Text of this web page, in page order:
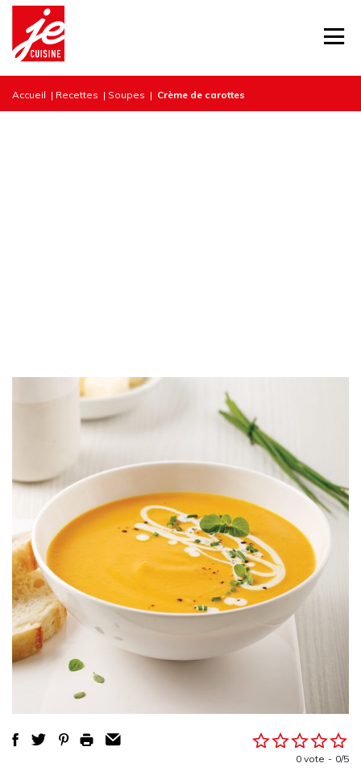
Accueil | Recettes | Soupes | Crème de carottes
0 vote 0/5